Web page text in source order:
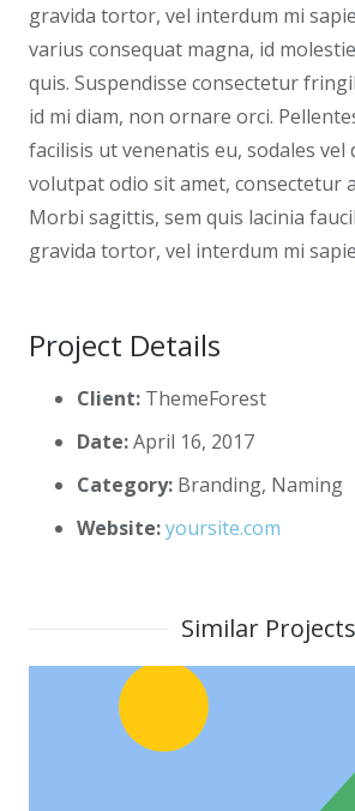
gravida tortor, vel interdum mi
varius consequat magna, id
quis. Suspendisse consectetur
id mi diam, non ornare orci.
facilisis ut venenatis eu, sodales vel
volutpat odio sit amet, consectetur
Morbi sagittis, sem quis lacinia
gravida tortor, vel interdum mi
Project Details
Client: ThemeForest
Date:April 16, 2017
Category: Branding, Naming
Website:yoursite.com
Similar Projects